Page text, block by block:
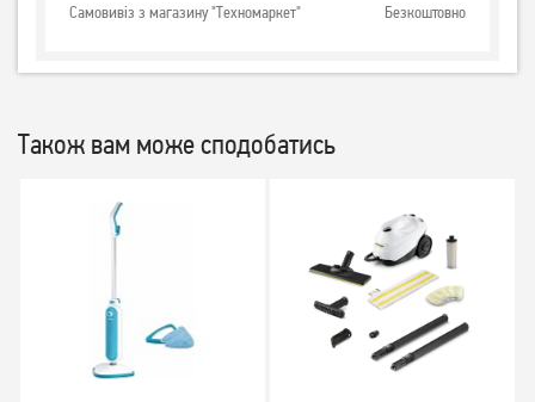
Самовивіз з магазину "Техномаркет" Безкоштовно
Також вам може сподобатись